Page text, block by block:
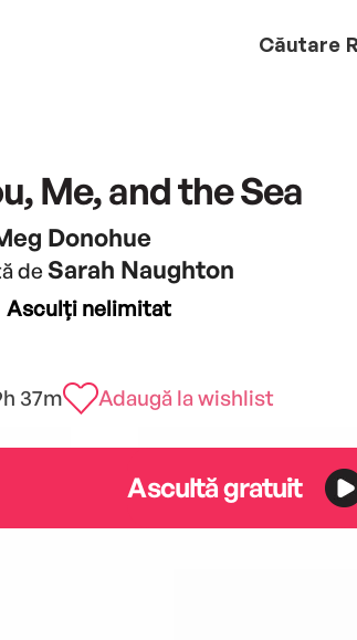
Căutare
Me, and the Sea
Donohue
de Sarah Naughton
Asculți nelimitat
37m Adaugă la wishlist
Ascultă gratuit